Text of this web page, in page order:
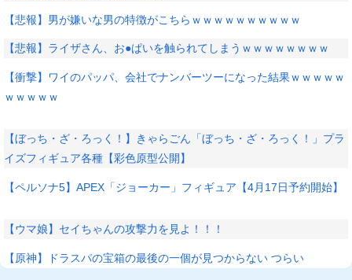
【悲報】男が嫌いな男の特徴がこちらｗｗｗｗｗｗｗｗｗｗ
【悲報】ライザさん、お●ぱいを触られてしまうｗｗｗｗｗｗｗｗ
【衝撃】ワイのパッパ、会社でナンバーツーになった結果ｗｗｗｗｗ
ｗｗｗｗｗ
【ぼっち・ざ・ろっく！】きゃらごん「ぼっち・ざ・ろっく！」プラ
イズフィギュア各種【彩色原型公開】
【ペルソナ5】APEX「ジョーカー」フィギュア【4月17日予約開始】
【ウマ娘】セイちゃんの攻撃力を見よ！！！
【原神】ドラスパの宝箱の最後の一個が見つからない つらい